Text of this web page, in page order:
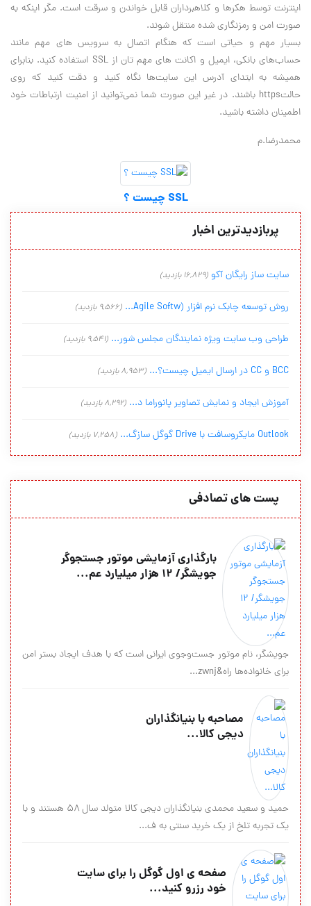
اينترنت توسط هکرها و کلاهبرداران قابل خواندن و سرقت است. مگر اينکه به
صورت امن و رمزنگاري شده منتقل شوند.
بسيار مهم و حياتي است که هنگام اتصال به سرويس هاي مهم مانند
حساب‌هاي بانکي، ايميل و اکانت هاي مهم تان ازSSL استفاده کنيد. بنابراي
هميشه به ابتداي آدرس اين سايت‌ها نگاه کنيد و دقت کنيد که روي
حالتhttps باشند. در غير اين صورت شما نمي‌توانيد از امنيت ارتباطات خود
اطمينان داشته باشيد.
محمدرضا.م
SSL چیست ؟
پربازدیدترین اخبار
سایت ساز رایگان آکو (16,829 بازدید)
روش توسعه چابک نرم افزار (Agile Softw... (9,566 بازدید)
طراحی وب سایت ویژه نمایندگان مجلس شور... (9,541 بازدید)
BCC و CC در ارسال ایمیل چیست؟... (8,953 بازدید)
آموزش ایجاد و نمایش تصاویر پانوراما د... (8,292 بازدید)
Outlook مایکروسافت با Drive گوگل سازگ... (7,258 بازدید)
پست های تصادفی
بارگذاری آزمایشی موتور جستجوگر
جویشگر/ 12 هزار میلیارد عم...
جویشگر، نام موتور جست‌وجوی ایرانی است که با هدف ایجاد بستر امن
برای خانواده‌ها راه&zwnj...
مصاحبه با بنیانگذاران
دیجی کالا...
حمید و سعید محمدی بنیانگذاران دیجی کالا متولد سال ۵۸ هستند و با
یک تجربه تلخ از یک خرید سنتی به ف...
صفحه ی اول گوگل را برای سایت
خود رزرو کنید...